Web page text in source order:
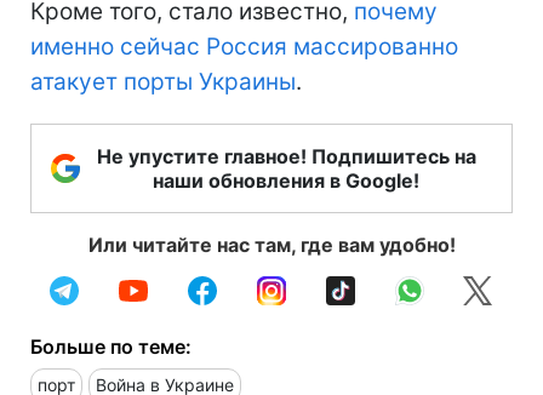
Кроме того, стало известно, почему
именно сейчас Россия массированно
атакует порты Украины.
Не упустите главное! Подпишитесь на
наши обновления в Google!
Или читайте нас там, где вам удобно!
Больше по теме:
порт Война в Украине